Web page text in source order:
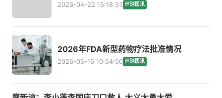
2026-04-22 15:18:53 环球医讯
2026年FDA新型药物疗法批准情况
2026-05-16 10:54:50 环球医讯